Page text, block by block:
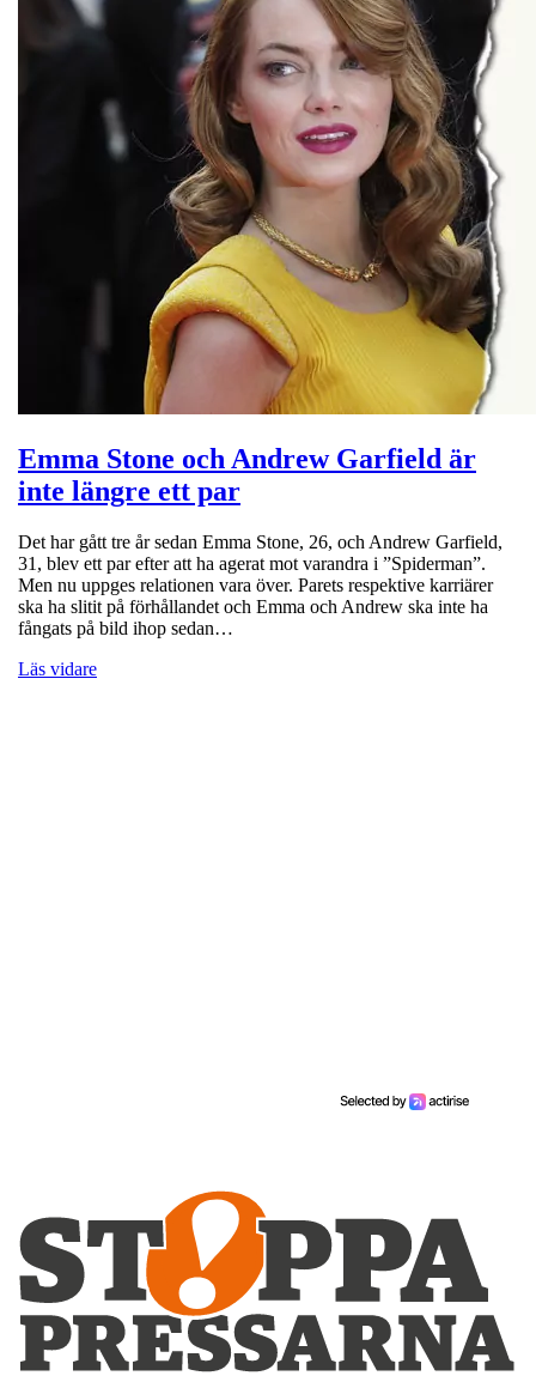
Emma Stone och Andrew Garfield är
inte längre ett par
Det har gått tre år sedan Emma Stone, 26, och Andrew Garfield,
31, blev ett par efter att ha agerat mot varandra i ”Spiderman”.
Men nu uppges relationen vara över. Parets respektive karriärer
ska ha slitit på förhållandet och Emma och Andrew ska inte ha
fångats på bild ihop sedan…
Läs vidare